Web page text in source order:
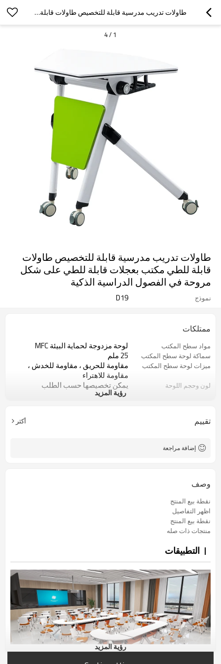
طاولات تدريب مدرسية قابلة للتخصيص طاولات قابلة للطي مكتب بعجلات قابلة للطي على شكل مروحة في الفصول الدراسية الذكية
1
/
4
طاولات تدريب مدرسية قابلة للتخصيص طاولات
قابلة للطي مكتب بعجلات قابلة للطي على شكل
مروحة في الفصول الدراسية الذكية
نموذج D19
ممتلكات
مواد سطح المكتب لوحة مزدوجة لحماية البيئة MFC
سماكة لوحة سطح المكتب 25 ملم
ميزات لوحة سطح المكتب
مقاومة للحريق ، مقاومة للخدش ،
مقاومة للاهتراء
لون وحجم اللوحة يمكن تخصيصها حسب الطلب
5 سنوات
عجلة بإبزيم يمكن تثبيتها بدون تحريك
رؤية المزيد
تقييم أكثر
إضافة مراجعة
وصف
نقطة بيع المنتج
اظهر التفاصيل
نقطة بيع المنتج
منتجات ذات صله
التطبيقات
رؤية المزيد